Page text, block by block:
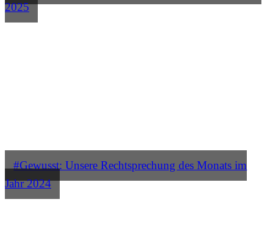
2025
#Gewusst: Unsere Rechtsprechung des Monats im
Jahr 2024